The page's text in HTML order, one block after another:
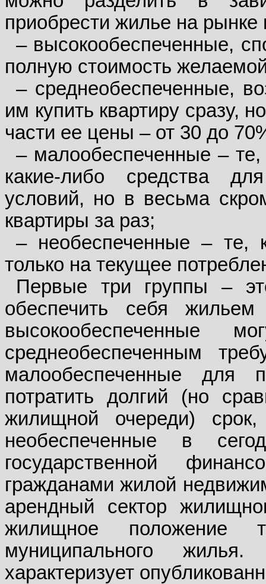
приобрести жилье на рынке
– высокообеспеченные,
полную стоимость
– среднеобеспеченные,
им купить квартиру сразу,
части ее цены – от 30 до
– малообеспеченные –
какие-либо средства
условий, но в весьма
квартиры за раз;
– необеспеченные – те,
только на текущее
Первые три группы –
обеспечить себя
высокообеспеченные
среднеобеспеченным
малообеспеченные для
потратить долгий (но
жилищной очереди)
необеспеченные в
государственной
гражданами жилой
арендный сектор
жилищное положение
муниципального
характеризует